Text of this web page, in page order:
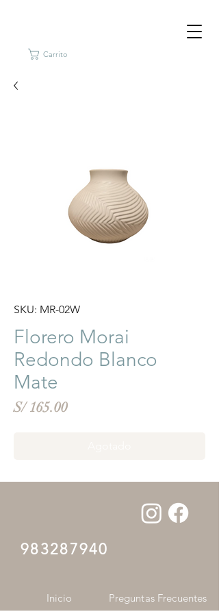
Carrito
SKU: MR-02W
Florero Morai
Redondo Blanco
Mate
S/ 165.00Precio
983287940
Inicio Preguntas Frecuentes